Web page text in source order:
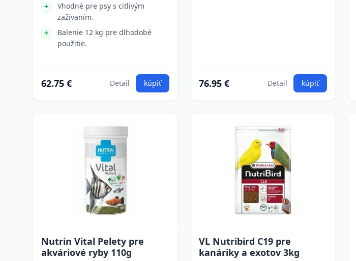
Vhodné pre psy s citlivým
zažívaním.
Balenie 12 kg pre dlhodobé
použitie.
62.75 € Detail kúpiť 76.95 € Detail kúpiť
Nutrin Vital Pelety pre
akváriové ryby 110g
VL Nutribird C19 pre
kanáriky a exotov 3kg